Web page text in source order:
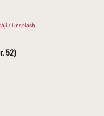
/ Unsplash
52)